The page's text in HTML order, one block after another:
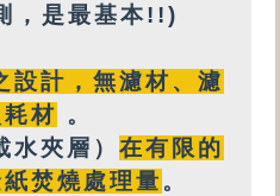
，是最基本!!)
設計 ， 無濾材、濾
材 。
水夾層 ） 在有限的
焚燒處理量 。